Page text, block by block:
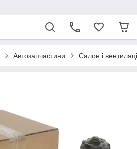
Автозапчастини Салон і